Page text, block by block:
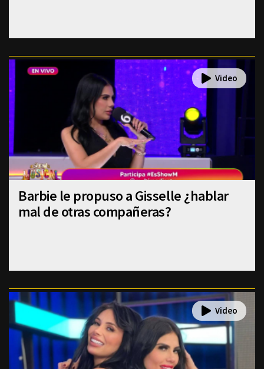
Barbie le propuso a Gisselle ¿hablar
mal de otras compañeras?